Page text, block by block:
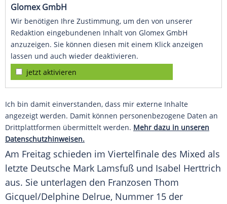
Glomex GmbH
Wir benötigen Ihre Zustimmung, um den von unserer
Redaktion eingebundenen Inhalt von Glomex GmbH
anzuzeigen. Sie können diesen mit einem Klick anzeigen
lassen und auch wieder deaktivieren.
jetzt aktivieren
Ich bin damit einverstanden, dass mir externe Inhalte
angezeigt werden. Damit können personenbezogene Daten an
Drittplattformen übermittelt werden. Mehr dazu in unseren
Datenschutzhinweisen.
Am Freitag schieden im Viertelfinale des Mixed als
letzte Deutsche Mark Lamsfuß und Isabel Herttrich
aus. Sie unterlagen den Franzosen Thom
Gicquel/Delphine Delrue, Nummer 15 der